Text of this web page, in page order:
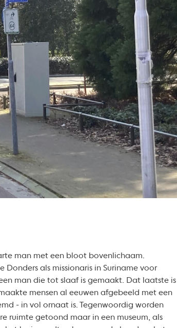
man met een bloot bovenlichaam.
als missionaris in Suriname voor
man die tot slaaf is gemaakt. Dat laatste is
mensen al eeuwen afgebeeld met een
- in vol ornaat is. Tegenwoordig worden
ruimte getoond maar in een museum, als